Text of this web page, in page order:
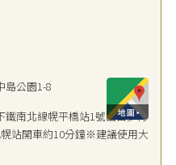
島公園1-8
鐵南北線幌平橋站1號出口步行
站開車約10分鐘※建議使用大